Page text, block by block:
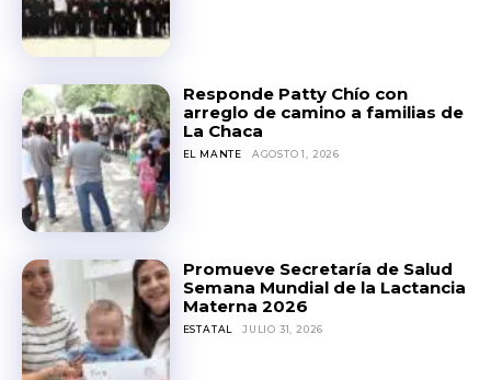
Responde Patty Chío con
arreglo de camino a familias de
La Chaca
EL MANTE AGOSTO 1, 2026
Promueve Secretaría de Salud
Semana Mundial de la Lactancia
Materna 2026
ESTATAL JULIO 31, 2026